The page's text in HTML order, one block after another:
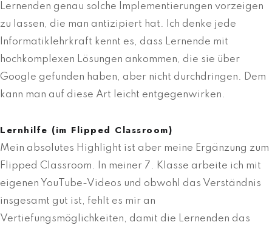
Lernenden genau solche Implementierungen vorzeigen
zu lassen, die man antizipiert hat. Ich denke jede
Informatiklehrkraft kennt es, dass Lernende mit
hochkomplexen Lösungen ankommen, die sie über
Google gefunden haben, aber nicht durchdringen. Dem
kann man auf diese Art leicht entgegenwirken.
Lernhilfe (im Flipped Classroom)
Mein absolutes Highlight ist aber meine Ergänzung zum
Flipped Classroom. In meiner 7. Klasse arbeite ich mit
eigenen YouTube-Videos und obwohl das Verständnis
insgesamt gut ist, fehlt es mir an
Vertiefungsmöglichkeiten, damit die Lernenden das